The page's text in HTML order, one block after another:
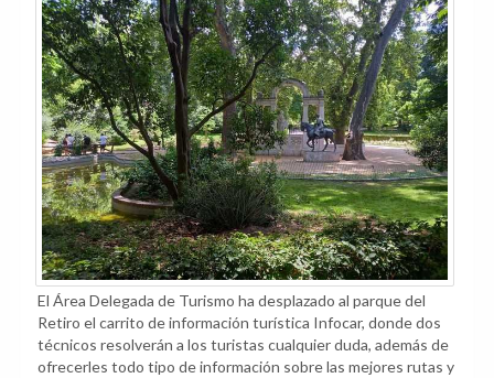
El Área Delegada de Turismo ha desplazado al parque del
Retiro el carrito de información turística Infocar, donde dos
técnicos resolverán a los turistas cualquier duda, además de
ofrecerles todo tipo de información sobre las mejores rutas y